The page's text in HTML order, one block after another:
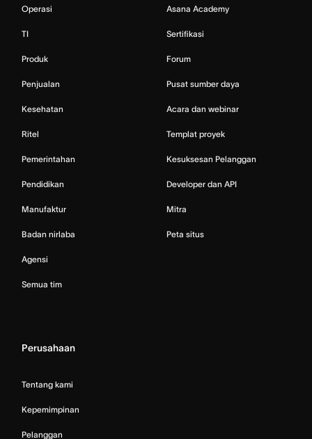
Operasi
TI
Produk
Penjualan
Kesehatan
Ritel
Pemerintahan
Pendidikan
Manufaktur
Badan nirlaba
Agensi
Semua tim
Asana Academy
Sertifikasi
Forum
Pusat sumber daya
Acara dan webinar
Templat proyek
Kesuksesan Pelanggan
Developer dan API
Mitra
Peta situs
Perusahaan
Tentang kami
Kepemimpinan
Pelanggan